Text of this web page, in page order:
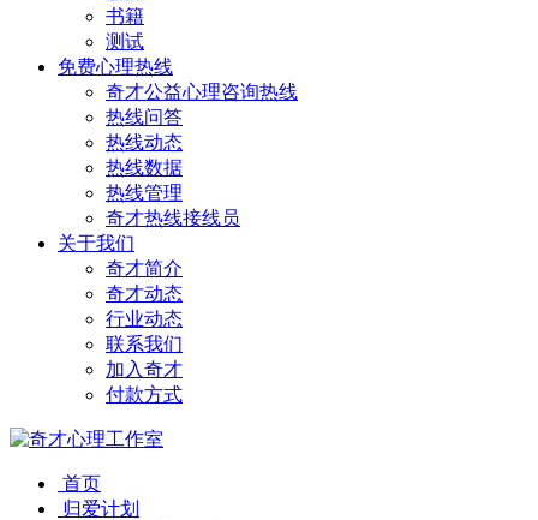
书籍
测试
免费心理热线
奇才公益心理咨询热线
热线问答
热线动态
热线数据
热线管理
奇才热线接线员
关于我们
奇才简介
奇才动态
行业动态
联系我们
加入奇才
付款方式
首页
归爱计划